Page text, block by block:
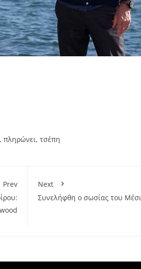
, πληρώνει, τσέπη
Prev
Next
Συνελήφθη ο σωσίας του Μέσι